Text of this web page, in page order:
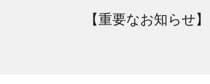
【重要なお知らせ】